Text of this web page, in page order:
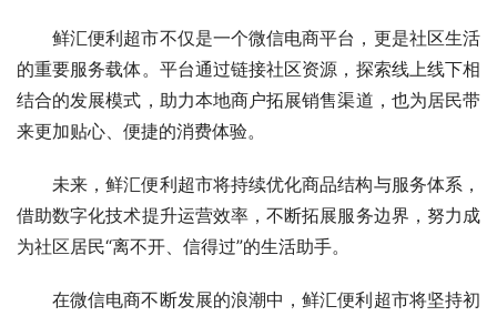
鲜汇便利超市不仅是一个微信电商平台，更是社区生活
的重要服务载体。平台通过链接社区资源，探索线上线下相
结合的发展模式，助力本地商户拓展销售渠道，也为居民带
来更加贴心、便捷的消费体验。
未来，鲜汇便利超市将持续优化商品结构与服务体系，
借助数字化技术提升运营效率，不断拓展服务边界，努力成
为社区居民“离不开、信得过”的生活助手。
在微信电商不断发展的浪潮中，鲜汇便利超市将坚持初